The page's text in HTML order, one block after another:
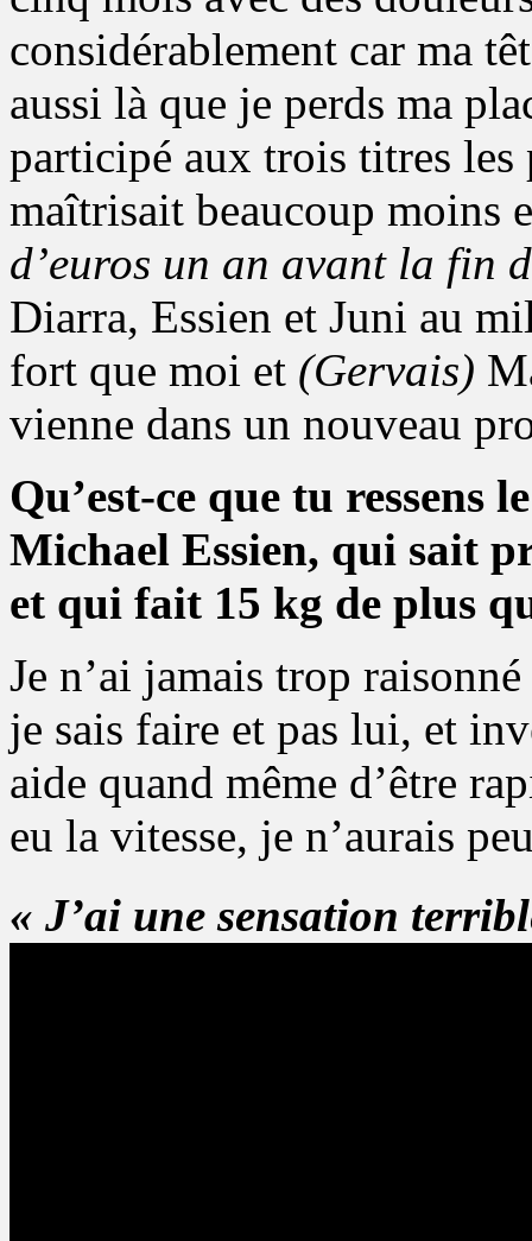
considérablement car ma
aussi là que je perds ma
participé aux trois titres
maîtrisait beaucoup moins
d’euros un an avant la fin
Diarra, Essien et Juni au
fort que moi et (Gervais)
vienne dans un nouveau
Qu’est-ce que tu ressens
Michael Essien, qui sait
et qui fait 15 kg de plus
Je n’ai jamais trop
je sais faire et pas lui, et
aide quand même d’être
eu la vitesse, je n’aurais
« J’ai une sensation